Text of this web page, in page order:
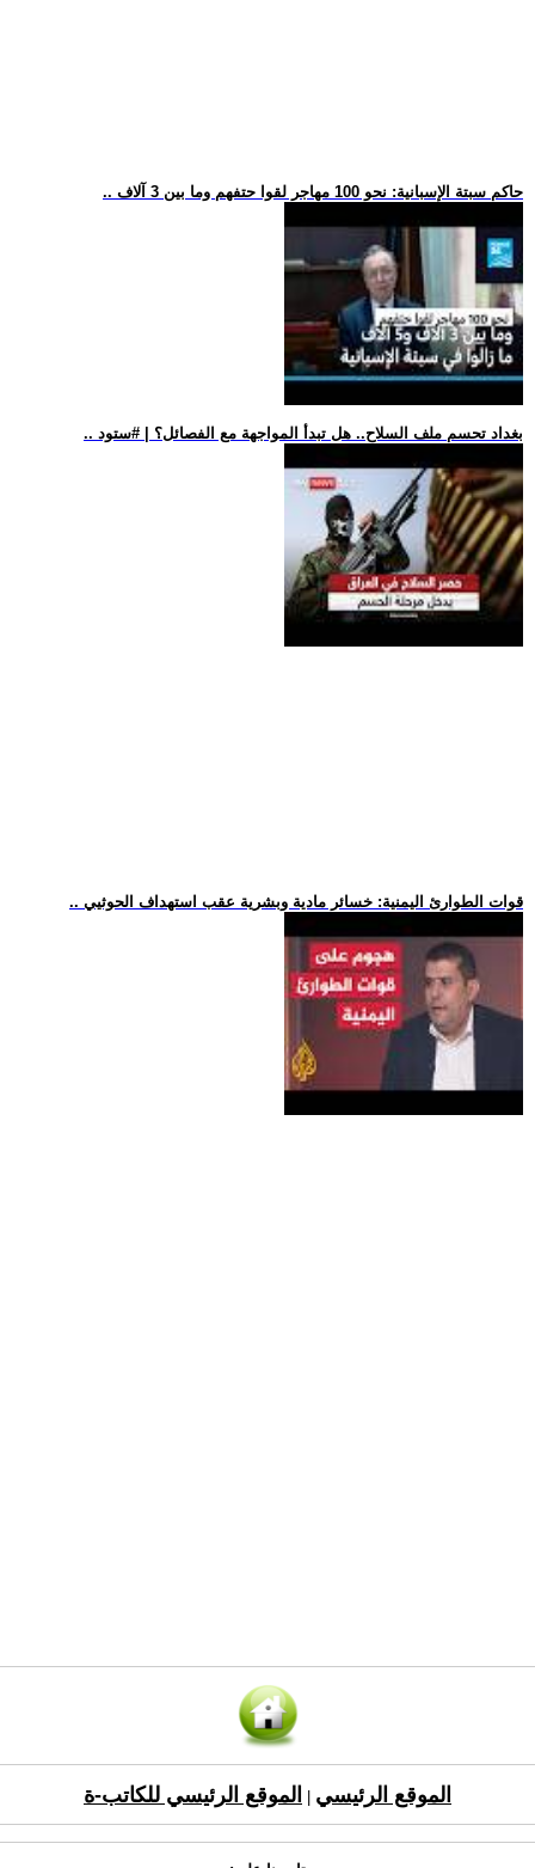
.. حاكم سبتة الإسبانية: نحو 100 مهاجر لقوا حتفهم وما بين 3 آلاف
.. بغداد تحسم ملف السلاح.. هل تبدأ المواجهة مع الفصائل؟ | #ستود
.. قوات الطوارئ اليمنية: خسائر مادية وبشرية عقب استهداف الحوثيي
الموقع الرئيسي الموقع الرئيسي للكاتب-ة